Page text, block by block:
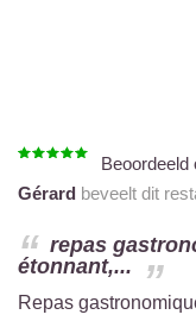
Beoordeeld
Gérard beveelt dit
repas
étonnant,...
Repas